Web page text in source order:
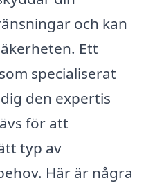
och kan
Ett
specialiserat
den expertis
för att
typ av
Här är några